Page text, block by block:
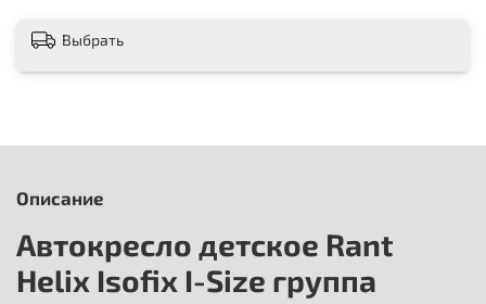
Выбрать
Описание
Автокресло детское Rant
Helix Isofix I-Size группа